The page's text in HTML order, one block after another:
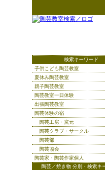
検索キーワード
子供こども陶芸教室
夏休み陶芸教室
親子陶芸教室
陶芸教室一日体験
出張陶芸教室
陶芸体験の宿
陶芸工房・窯元
陶芸クラブ・サークル
陶芸部
陶芸協会
陶芸家・陶芸作家個人
陶芸／焼き物 分別・検索キ